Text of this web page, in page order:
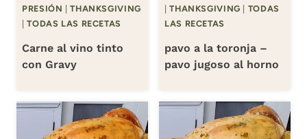
PRESIÓN |THANKSGIVING
|TODAS LAS RECETAS
Carne al vino tinto
con Gravy
|THANKSGIVING
TODAS
LAS RECETAS
pavo a la toronja –
pavo jugoso al horno